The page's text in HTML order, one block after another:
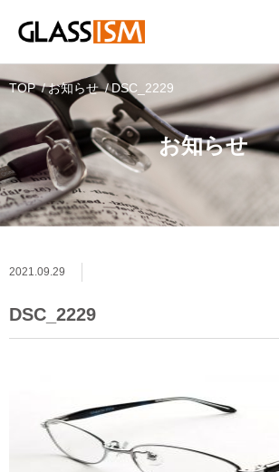
お知らせ
TOP お知らせ DSC_2229
2021.09.29
DSC_2229